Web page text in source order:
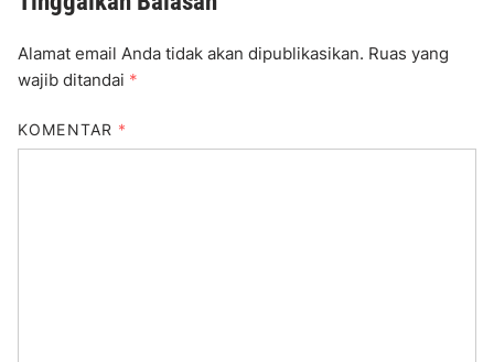
Alamat email Anda tidak akan dipublikasikan. Ruas yang
wajib ditandai *
KOMENTAR *